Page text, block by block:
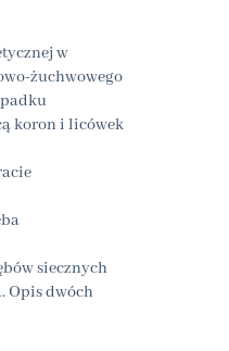
w
koron i licówek
siecznych
Opis dwóch